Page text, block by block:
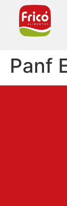
Panf